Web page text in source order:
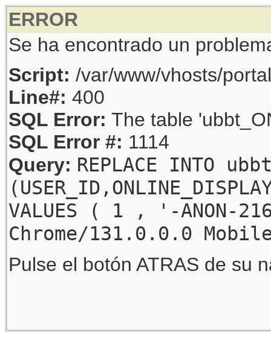
ERROR
Se ha encontrado un
Script: /var/www/vhosts/
Line#: 400
SQL Error: The table
SQL Error #: 1114
Query: REPLACE INTO
VALUES ( 1 , '-
Chrome/131.0.0.0
Pulse el botón ATRAS de su